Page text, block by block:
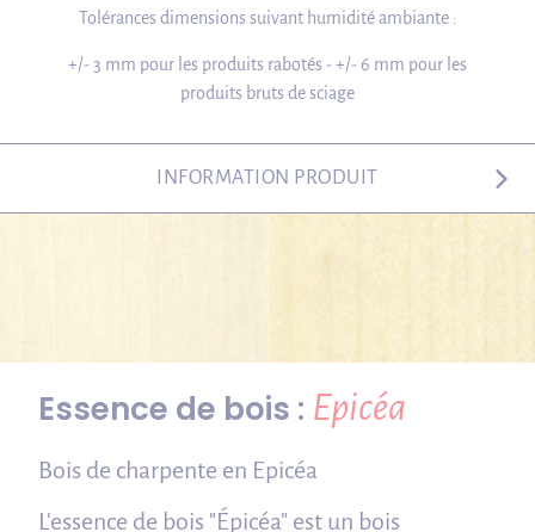
Tolérances dimensions suivant humidité ambiante :
+/- 3 mm pour les produits rabotés - +/- 6 mm pour les
produits bruts de sciage
INFORMATION PRODUIT
Essence de bois : Epicéa
Bois de charpente en Epicéa
L'essence de bois "Épicéa" est un bois